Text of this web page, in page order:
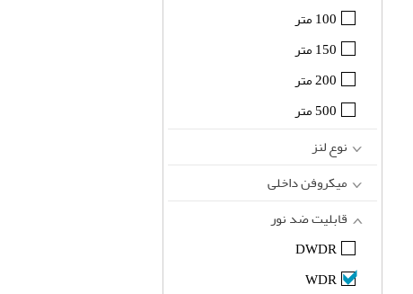
100 متر
150 متر
200 متر
500 متر
نوع لنز
میکروفن داخلی
قابلیت ضد نور
DWDR
WDR